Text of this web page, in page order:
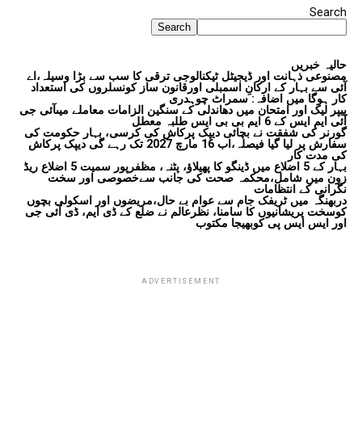
Search
Search
حالیہ خبریں
مصنوعی ذہانت اور ڈیجیٹل ٹیکنالوجی ترقی کا سب سے بڑا وسیلہ،اے
آئی سے بہار کے ارکانِ اسمبلی اورقانون ساز کونسلروں کی استعداد
کار ہوگا میں اضافہ: سمراٹ چوہدری
پیپر لیک اور امتحان میں دھاندلی کے سنگین الزامات معاملے میںآئی جی
آئی ایم ایس کے 6 ایم بی بی ایس طلبہ معطل
گورنر کی شفقت نے بچائی دیپک پرکاش کی کرسی، بہار حکومت کی
سفارش پر لیا گیا فیصلہ،اب 16 مارچ 2027 تک رہے گی دیپک پرکاش
کی مدت کار
بہار کے 5 اضلاع میں ڈینگو کا پھیلاؤ، پٹنہ، مظفرپور سمیت 5 اضلاع ریڈ
زون میں شامل،محکمہ صحت کی جانب سےخصوصی اور سخت
نگرانی کے انتظامات
دربھنگہ میں ٹریفک جام سے عوام بے حال،مریضوں اور اسکولی بچوں
کوسخت پریشانیوں کا سامنا، نظرعالم نے ضلع کے ڈی ایم، ڈی آئی جی
اور ایس ایس پی کوبھیجا مکتوب
ADVERTISEMENT